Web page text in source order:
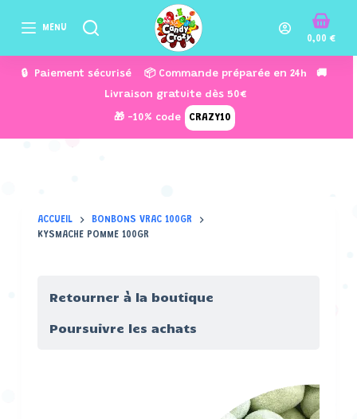
P
s
s
a
MENU
0,00€
🔒 Paiement sécurisé 📦 Commande préparée en 24h 🚚
Livraison gratuite dès 50€
🎁 -10% code CRAZY10
ACCUEIL
BONBONS VRAC 100GR
KYSMACHE POMME 100GR
Poursuivre les achats
Retourner à la boutique